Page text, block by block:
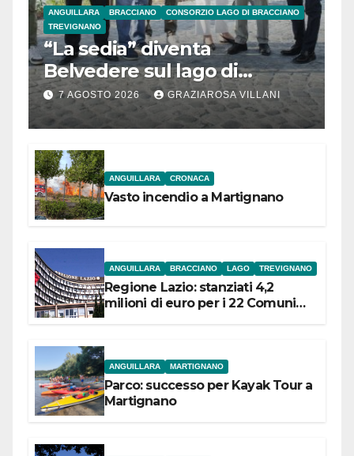
ANGUILLARA BRACCIANO
CONSORZIO LAGO DI BRACCIANO
TREVIGNANO
“La sedia” diventa
Belvedere sul lago di
Bracciano: ieri
l’inaugurazione
7 AGOSTO 2026 GRAZIAROSA VILLANI
ANGUILLARA CRONACA
Vasto incendio a Martignano
ANGUILLARA BRACCIANO LAGO TREVIGNANO
Regione Lazio: stanziati 4,2
milioni di euro per i 22 Comuni
ANGUILLARA MARTIGNANO
Parco: successo per Kayak Tour a
Martignano